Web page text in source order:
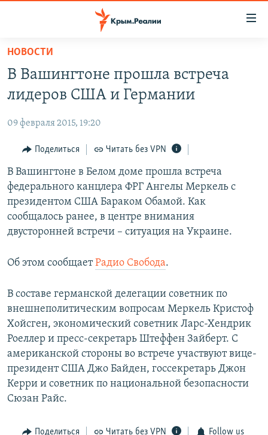
Вернуться
основному
содержанию
Вернутся
навигации
Вернутся
поиску
КАРТА ВОЕННЫХ ОБЪЕКТОВ КРЫМА
11 ЛЕТ ОККУПАЦИИ КРЫМА. 11 ИСТОРИЙ СОПРОТИВЛЕНИЯ
ИСТОРИЯ
ЕЩЕ
ИНТЕРАКТИВ
ИНФОГРАФИКА
ТЕЛЕПРОЕКТ КРЫМ.РЕАЛИИ
СОВЕТЫ ПРАВОЗАЩИТНИКОВ
ПРОПАВШИЕ БЕЗ ВЕСТИ
КРЫМ.НЕПОКОРЕННЫЙ
ELIFBE
УКРАИНСКАЯ ПРОБЛЕМА КРЫМА
РАДІО СВОБОДА
КАК ОБОЙТИ БЛОКИРОВКУ
Українською
Все сайты RFE/RL
НОВОСТИ
В Вашингтоне прошла встреча
лидеров США и Германии
09 февраля 2015, 19:20
Поделиться Читать без VPN
В Вашингтоне в Белом доме прошла встреча
федерального канцлера ФРГ Ангелы Меркель с
президентом США Бараком Обамой. Как
сообщалось ранее, в центре внимания
двусторонней встречи – ситуация на Украине.
Об этом сообщаетРадио Свобода.
В составе германской делегации советник по
внешнеполитическим вопросам Меркель Кристоф
Хойсген, экономический советник Ларс-Хендрик
Роеллер и пресс-секретарь Штеффен Зайберт. С
американской стороны во встрече участвуют вице-
президент США Джо Байден, госсекретарь Джон
Керри и советник по национальной безопасности
Сюзан Райс.
Поделиться Читать без VPN Follow us